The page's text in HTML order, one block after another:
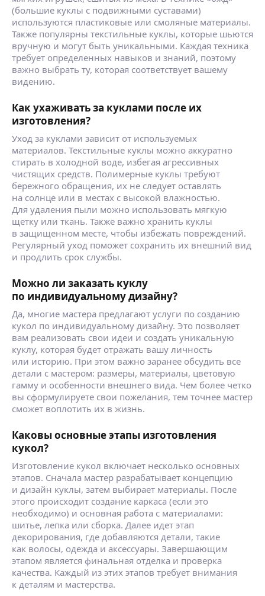
(большие куклы с подвижными суставами)
используются пластиковые или смоляные материалы.
Также популярны текстильные куклы, которые шьются
вручную и могут быть уникальными. Каждая техника
требует определенных навыков и знаний, поэтому
важно выбрать ту, которая соответствует вашему
видению.
Как ухаживать за куклами после их
изготовления?
Уход за куклами зависит от используемых
материалов. Текстильные куклы можно аккуратно
стирать в холодной воде, избегая агрессивных
чистящих средств. Полимерные куклы требуют
бережного обращения, их не следует оставлять
на солнце или в местах с высокой влажностью.
Для удаления пыли можно использовать мягкую
щетку или ткань. Также важно хранить куклы
в защищенном месте, чтобы избежать повреждений.
Регулярный уход поможет сохранить их внешний вид
и продлить срок службы.
Можно ли заказать куклу
по индивидуальному дизайну?
Да, многие мастера предлагают услуги по созданию
кукол по индивидуальному дизайну. Это позволяет
вам реализовать свои идеи и создать уникальную
куклу, которая будет отражать вашу личность
или историю. При этом важно заранее обсудить все
детали с мастером: размеры, материалы, цветовую
гамму и особенности внешнего вида. Чем более четко
вы сформулируете свои пожелания, тем точнее мастер
сможет воплотить их в жизнь.
Каковы основные этапы изготовления
кукол?
Изготовление кукол включает несколько основных
этапов. Сначала мастер разрабатывает концепцию
и дизайн куклы, затем выбирает материалы. После
этого происходит создание каркаса (если это
необходимо) и основная работа с материалами:
шитье, лепка или сборка. Далее идет этап
декорирования, где добавляются детали, такие
как волосы, одежда и аксессуары. Завершающим
этапом является финальная отделка и проверка
качества. Каждый из этих этапов требует внимания
к деталям и мастерства.